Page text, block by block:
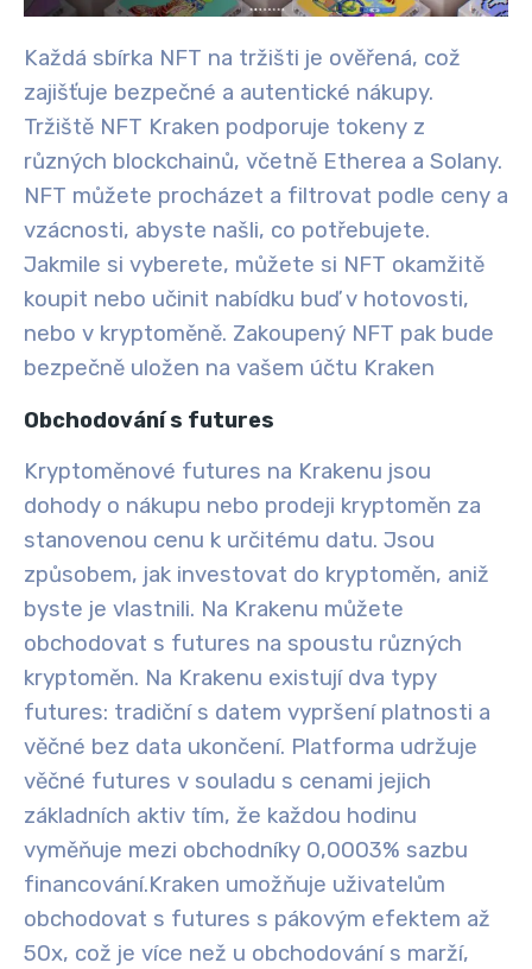
Každá sbírka NFT na tržišti je ověřená, což
zajišťuje bezpečné a autentické nákupy.
Tržiště NFT Kraken podporuje tokeny z
různých blockchainů, včetně Etherea a Solany.
NFT můžete procházet a filtrovat podle ceny a
vzácnosti, abyste našli, co potřebujete.
Jakmile si vyberete, můžete si NFT okamžitě
koupit nebo učinit nabídku buď v hotovosti,
nebo v kryptoměně. Zakoupený NFT pak bude
bezpečně uložen na vašem účtu Kraken
Obchodování s futures
Kryptoměnové futures na Krakenu jsou
dohody o nákupu nebo prodeji kryptoměn za
stanovenou cenu k určitému datu. Jsou
způsobem, jak investovat do kryptoměn, aniž
byste je vlastnili. Na Krakenu můžete
obchodovat s futures na spoustu různých
kryptoměn. Na Krakenu existují dva typy
futures: tradiční s datem vypršení platnosti a
věčné bez data ukončení. Platforma udržuje
věčné futures v souladu s cenami jejich
základních aktiv tím, že každou hodinu
vyměňuje mezi obchodníky 0,0003% sazbu
financování.Kraken umožňuje uživatelům
obchodovat s futures s pákovým efektem až
50x, což je více než u obchodování s marží,